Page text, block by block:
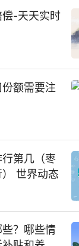
偿-天天实时
额需要注
第几（枣
世界动态
？哪些情